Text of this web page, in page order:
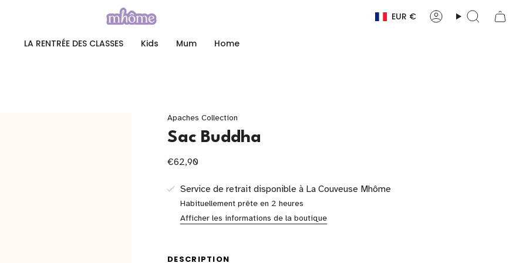
Devise
EUR € CompteRecherche
LA RENTRÉE DES CLASSES Kids Mum Home
Apaches Collection
Sac Buddha
€62,90
Service de retrait disponible à La Couveuse Mhôme
Habituellement prête en 2 heures
Afficher les informations de la boutique
DESCRIPTION